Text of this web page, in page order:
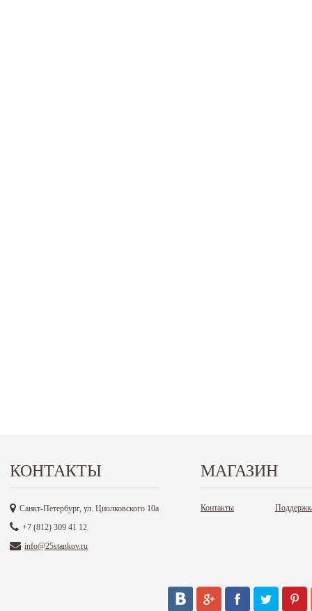
КОНТАКТЫ
Санкт-Петербург, ул. Циолковского 10а
+7 (812) 309 41 12
info@25stankov.ru
МАГАЗИН
Контакты